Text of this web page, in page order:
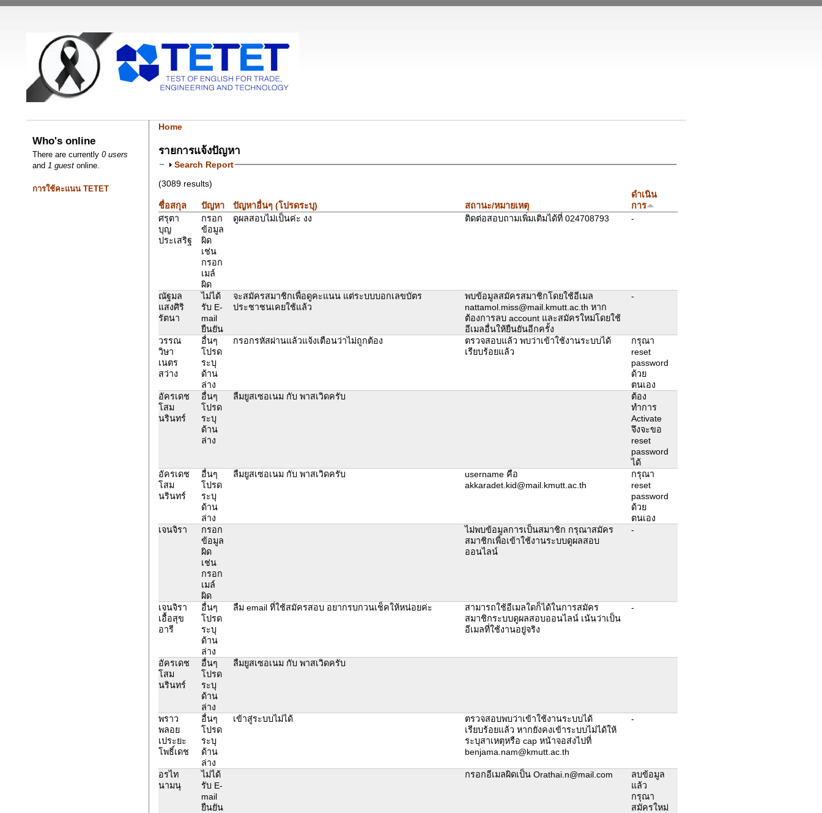
Who's online
There are currently0 users
and 1 guest online.
การใช้คะแนน TETET
Home
รายการแจ้งปัญหา
Search Report
(3089 results)
ชื่อสกุล ปัญหา ปัญหาอื่นๆ (โปรดระบุ) สถานะ/หมายเหตุ
ดำเนิน
การ
ศรุตา
บุญ
ประเสริฐ
กรอก
ข้อมูล
ผิด
เช่น
กรอก
เมล์
ผิด
ดูผลสอบไม่เป็นค่ะ งง ติดต่อสอบถามเพิ่มเติมได้ที่ 024708793 -
ณัฐมล
แสงศิริ
รัตนา
ไม่ได้
รับ E-
mail
ยืนยัน
จะสมัครสมาชิกเพื่อดูคะแนน แต่ระบบบอกเลขบัตร
ประชาชนเคยใช้แล้ว
พบข้อมูลสมัครสมาชิกโดยใช้อีเมล
nattamol.miss@mail.kmutt.ac.th หาก
ต้องการลบ account และสมัครใหม่โดยใช้
อีเมลอื่นให้ยืนยันอีกครั้ง
-
วรรณ
วิษา
เนตร
สว่าง
อื่นๆ
โปรด
ระบุ
ด้าน
ล่าง
กรอกรหัสผ่านแล้วแจ้งเตือนว่าไม่ถูกต้อง
ตรวจสอบแล้ว พบว่าเข้าใช้งานระบบได้
เรียบร้อยแล้ว
กรุณา
reset
password
ด้วย
ตนเอง
อัครเดช
โสม
นรินทร์
อื่นๆ
โปรด
ระบุ
ด้าน
ล่าง
ลืมยูสเซอเนม กับ พาสเวิดครับ
ต้อง
ทำการ
Activate
จึงจะขอ
reset
password
ได้
อัครเดช
โสม
นรินทร์
อื่นๆ
โปรด
ระบุ
ด้าน
ล่าง
ลืมยูสเซอเนม กับ พาสเวิดครับ
username คือ
akkaradet.kid@mail.kmutt.ac.th
กรุณา
reset
password
ด้วย
ตนเอง
เจนจิรา
กรอก
ข้อมูล
ผิด
เช่น
กรอก
เมล์
ผิด
ไม่พบข้อมูลการเป็นสมาชิก กรุณาสมัคร
สมาชิกเพื่อเข้าใช้งานระบบดูผลสอบ
ออนไลน์
-
เจนจิรา
เอื้อสุข
อารี
อื่นๆ
โปรด
ระบุ
ด้าน
ล่าง
ลืม email ที่ใช้สมัครสอบ อยากรบกวนเช็คให้หน่อยค่ะ
สามารถใช้อีเมลใดก็ได้ในการสมัคร
สมาชิกระบบดูผลสอบออนไลน์ เน้นว่าเป็น
อีเมลที่ใช้งานอยู่จริง
-
อัครเดช
โสม
นรินทร์
อื่นๆ
โปรด
ระบุ
ด้าน
ล่าง
ลืมยูสเซอเนม กับ พาสเวิดครับ
พราว
พลอย
เประยะ
โพธิ์เดช
อื่นๆ
โปรด
ระบุ
ด้าน
ล่าง
เข้าสู่ระบบไม่ได้
ตรวจสอบพบว่าเข้าใช้งานระบบได้
เรียบร้อยแล้ว หากยังคงเข้าระบบไม่ได้ให้
ระบุสาเหตุหรือ cap หน้าจอส่งไปที่
benjama.nam@kmutt.ac.th
-
อรไท
นามนุ
ไม่ได้
รับ E-
mail
ยืนยัน
กรอกอีเมลผิดเป็น Orathai.n@mail.com
ลบข้อมูล
แล้ว
กรุณา
สมัครใหม่